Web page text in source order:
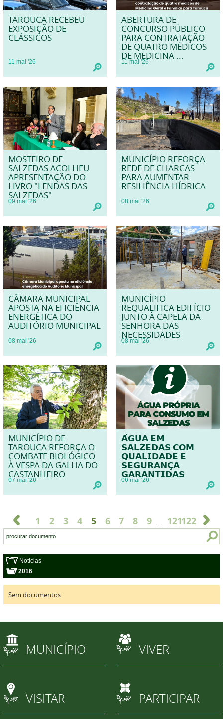
TAROUCA RECEBEU
EXPOSIÇÃO DE
CLÁSSICOS
11 mai '26
ABERTURA DE
CONCURSO PÚBLICO
PARA CONTRATAÇÃO
DE QUATRO MÉDICOS
DE MEDICINA ...
11 mai '26
MOSTEIRO DE
SALZEDAS ACOLHEU
APRESENTAÇÃO DO
LIVRO "LENDAS DAS
SALZEDAS"
09 mai '26
MUNICÍPIO REFORÇA
REDE DE CHARCAS
PARA AUMENTAR
RESILIÊNCIA HÍDRICA
08 mai '26
CÂMARA MUNICIPAL
APOSTA NA EFICIÊNCIA
ENERGÉTICA DO
AUDITÓRIO MUNICIPAL
08 mai '26
MUNICÍPIO
REQUALIFICA EDIFÍCIO
JUNTO À CAPELA DA
SENHORA DAS
NECESSIDADES
08 mai '26
MUNICÍPIO DE
TAROUCA REFORÇA O
COMBATE BIOLÓGICO
À VESPA DA GALHA DO
CASTANHEIRO
07 mai '26
𝗔́𝗚𝗨𝗔 𝗘𝗠
𝗦𝗔𝗟𝗭𝗘𝗗𝗔𝗦 𝗖𝗢𝗠
𝗤𝗨𝗔𝗟𝗜𝗗𝗔𝗗𝗘 𝗘
𝗦𝗘𝗚𝗨𝗥𝗔𝗡𝗖̧𝗔
𝗚𝗔𝗥𝗔𝗡𝗧𝗜𝗗𝗔𝗦
06 mai '26
1 2 3 4 5 6 7 8 9 ... 121122
Noticias
2016
Sem documentos
MUNICÍPIO VIVER
VISITAR PARTICIPAR